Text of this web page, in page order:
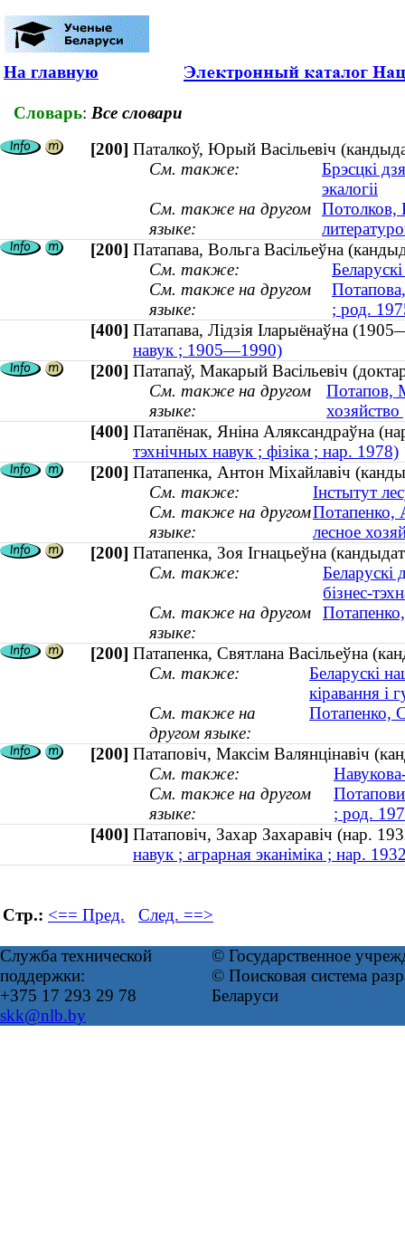
На главную
Словарь: Все словари
[200] Паталкоў, Юрый Васільевіч
См. также:
Брэсцкі
экалогіі
См. также на другом
языке:
Потолков,
[200] Патапава, Вольга Васільеўна
См. также:
См. также на другом
языке:
; род.
[400] Патапава, Лідзія Іларыёнаўна
навук ; 1905—1990)
[200] Патапаў, Макарый Васільевіч
См. также на другом
языке:
Потапов,
[400] Патапёнак, Яніна Аляксандраўна
тэхнічных навук ; фізіка ; нар. 1978)
[200] Патапенка, Антон Міхайлавіч
См. также:
Інстытут
См. также на другом
языке:
Потапенко,
лесное
[200] Патапенка, Зоя Ігнацьеўна
См. также:
Беларускі
бізнес-
См. также на другом
языке:
[200] Патапенка, Святлана Васільеўна
См. также:
Беларускі
кіравання і
См. также на
другом языке:
Потапенко,
[200] Патаповiч, Максiм Валянцiнавiч
См. также:
См. также на другом
языке:
; род.
[400] Патаповіч, Захар Захаравіч (нар.
навук ; аграрная эканіміка ; нар.
Стр.: <== Пред. След. ==>
Служба технической
поддержки:
+375 17 293 29 78
skk@nlb.by
© Государственное
© Поисковая система
Беларуси